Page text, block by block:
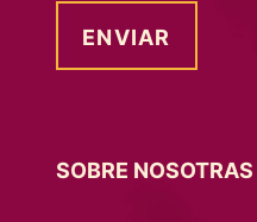
SOBRE NOSOTRAS